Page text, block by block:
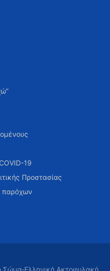
19
Προστασίας
παρόχων
Σώμα-Ελληνική Ακτοφυλακή